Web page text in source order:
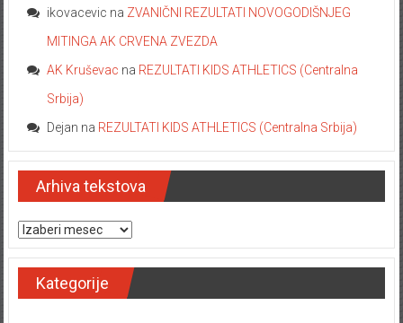
ikovacevic na ZVANIČNI REZULTATI NOVOGODIŠNJEG
MITINGA AK CRVENA ZVEZDA
AK Kruševac na REZULTATI KIDS ATHLETICS (Centralna
Srbija)
Dejan na REZULTATI KIDS ATHLETICS (Centralna Srbija)
Arhiva tekstova
Arhiva tekstova
Kategorije